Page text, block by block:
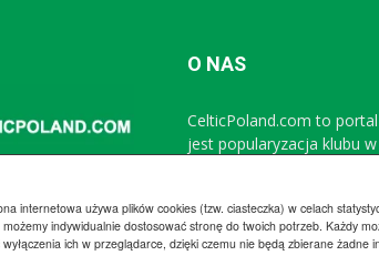
internetowa używa plików cookies (tzw. ciasteczka) w celach
możemy indywidualnie dostosować stronę do twoich potrzeb. Każdy
ich w przeglądarce, dzięki czemu nie będą zbierane żadne
O NAS
CelticPoland.com to
jest popularyzacja klubu